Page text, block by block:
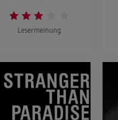
Lesermeinung